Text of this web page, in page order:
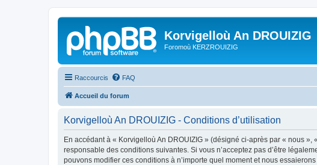
Korvigelloù An DROUIZIG
Foromoù KERZROUIZIG
Raccourcis FAQ
Accueil du forum
Korvigelloù An DROUIZIG - Conditions d’utilisation
En accédant à « Korvigelloù An DROUIZIG » (désigné ci-après par « nous
responsable des conditions suivantes. Si vous n’acceptez pas d’être
pouvons modifier ces conditions à n’importe quel moment et nous